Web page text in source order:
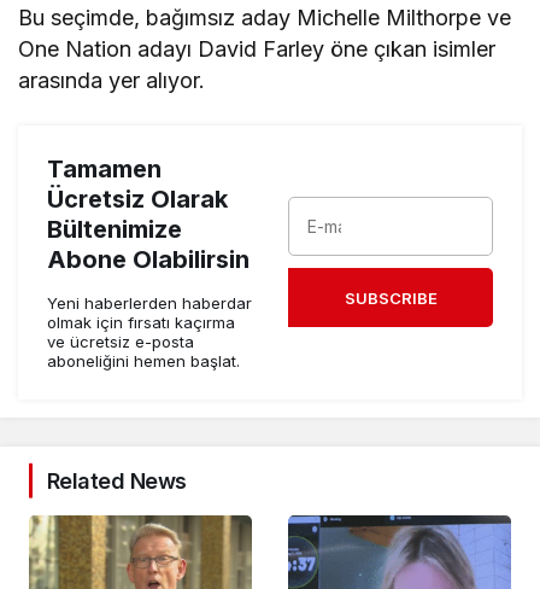
Bu seçimde, bağımsız aday Michelle Milthorpe ve
One Nation adayı David Farley öne çıkan isimler
arasında yer alıyor.
Tamamen
Ücretsiz Olarak
Bültenimize
Abone Olabilirsin
Yeni haberlerden haberdar
olmak için fırsatı kaçırma
ve ücretsiz e-posta
aboneliğini hemen başlat.
SUBSCRIBE
Related News